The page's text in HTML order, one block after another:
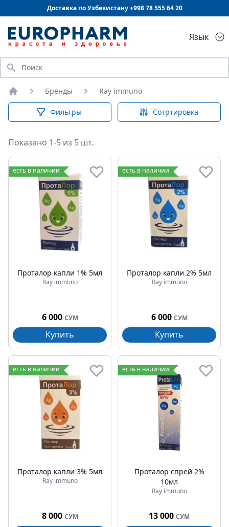
Доставка по Узбекистану +99878 555 64 20
Язык
Искать
Главная
Бренды Ray immuno
Фильтры Сотртировка
Показано 1-5 из 5 шт.
есть в наличии
Проталор капли 1% 5мл
Ray immuno
6 000 СУМ
Купить
есть в наличии
Проталор капли 2% 5мл
Ray immuno
6 000 СУМ
Купить
есть в наличии
Проталор капли 3% 5мл
Ray immuno
8 000 СУМ
есть в наличии
Проталор спрей 2%
10мл
Ray immuno
13 000 СУМ